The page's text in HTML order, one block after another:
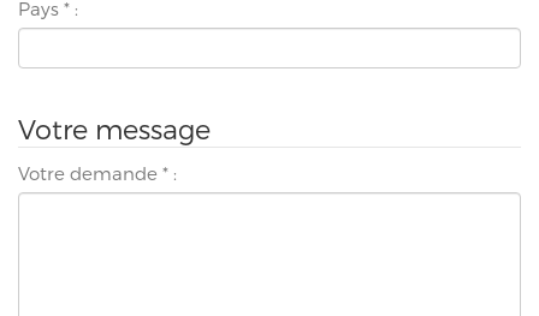
Pays * :
Votre message
Votre demande * :